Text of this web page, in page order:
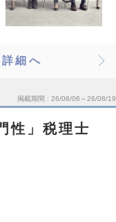
詳細へ
掲載期間 26/08/06～26/08/19
性」税理士